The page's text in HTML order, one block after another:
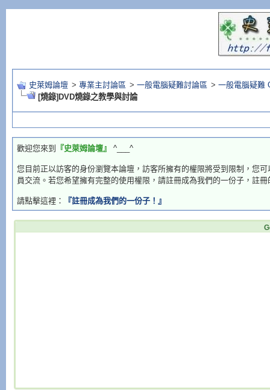
史萊姆論壇 > 專業主討論區 > 一般電腦疑難討論區 > 一般電腦疑難
[燒錄]DVD燒錄之教學與討論
歡迎您來到 『史萊姆論壇』 ^___^
您目前正以訪客的身份瀏覽本論壇，訪客所擁有的權限將受到限制，您
員交流。若您希望擁有完整的使用權限，請註冊成為我們的一份子，註
請點擊這裡： 『註冊成為我們的一份子！』